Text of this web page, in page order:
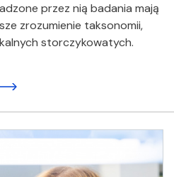
przez nią badania mają
zrozumienie taksonomii,
storczykowatych.